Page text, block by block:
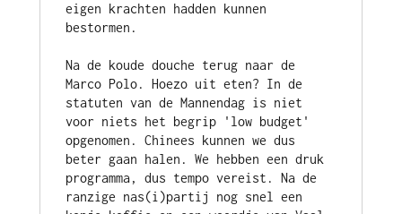
eigen krachten hadden kunnen
bestormen.
Na de koude douche terug naar de
Marco Polo. Hoezo uit eten? In de
statuten van de Mannendag is niet
voor niets het begrip 'low budget'
opgenomen. Chinees kunnen we dus
beter gaan halen. We hebben een druk
programma, dus tempo vereist. Na de
ranzige nas(i)partij nog snel een